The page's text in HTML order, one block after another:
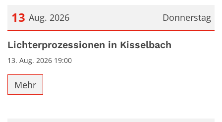
Donnerstag
13 Aug. 2026
Datum: 13. August 2026
Lichterprozessionen in Kisselbach
13. Aug. 2026 19:00
Mehr